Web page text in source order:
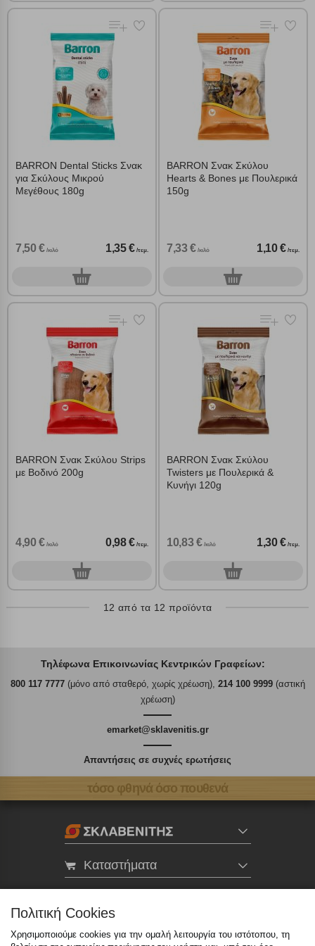
BARRON Dental Sticks Σνακ
για Σκύλους Μικρού
Μεγέθους 180g
7,50 € /κιλό 1,35 € /τεμ.
0τεμ.
BARRON Σνακ Σκύλου
Hearts & Bones με Πουλερικά
150g
7,33 € /κιλό 1,10 € /τεμ.
0τεμ.
BARRON Σνακ Σκύλου Strips
με Βοδινό 200g
4,90 € /κιλό 0,98 € /τεμ.
0τεμ.
BARRON Σνακ Σκύλου
Twisters με Πουλερικά &
Κυνήγι 120g
10,83 € /κιλό 1,30 € /τεμ.
0τεμ.
12 από τα 12 προϊόντα
Τηλέφωνα Επικοινωνίας Κεντρικών Γραφείων:
800 117 7777(μόνο από σταθερό, χωρίς χρέωση), 214 100 9999(αστική
χρέωση)
emarket@sklavenitis.gr
Απαντήσεις σε συχνές ερωτήσεις
τόσο φθηνά όσο πουθενά
Καταστήματα
Πολιτική Cookies
Χρησιμοποιούμε cookies για την ομαλή λειτουργία του ιστότοπου, τη
Απόρριψη όλων